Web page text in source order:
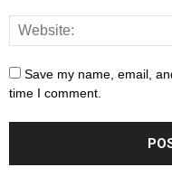
Save my name, email,
time I comment.